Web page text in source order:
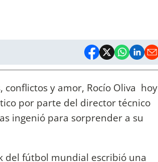
y amor, Rocío Oliva hoy
por parte del director técnico
ingenió para sorprender a su
del fútbol mundial escribió una